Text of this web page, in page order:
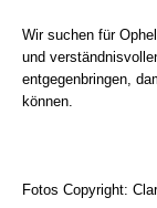
Wir suchen für
und
entgegenbringen,
können.
Fotos Copyright: